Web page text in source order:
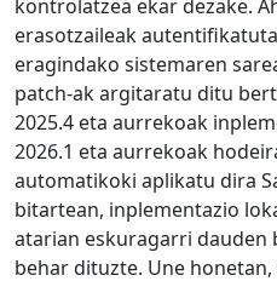
kontrolatzea ekar dezake.
erasotzaileak
eragindako sistemaren
patch-ak argitaratu ditu
2025.4 eta aurrekoak
2026.1 eta aurrekoak
automatikoki aplikatu dira
bitartean, inplementazio
atarian eskuragarri dauden
behar dituzte. Une